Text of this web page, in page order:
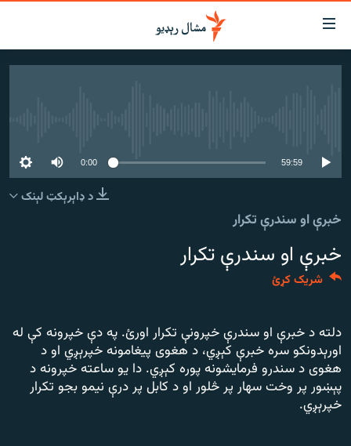
د
لاسرسي
ځای
لاړ
کورپاڼې
ته
لاړ
ته
ورشئ
بلوچستان
افغانستان
نړۍ
ځانګړې مرکې، شننې
اوونیزې خپرونې
۱۴ ساعته راډیويي خپرونې
Gandhara
0:00 59:59
د ډاېرېکټ لېنک
خبرې او سندرې تکرار
خبرې او سندرې تکرار
شریک کړئ
دلته د خبرې او سندرې خپرونې تکرار اورئ. په دې خپرونه کې له
اورېدونکو سره خبرې کېږي، د هغوی پیغامونه خپرېږي او د
هغوی د سندرو فرمایشونه پوره کېږي. دا یو ساعته خپرونه د
پېښور پر وخت سهار پر څلور او د کابل پر درې نیمو بجو تکرار
خپرېږي.